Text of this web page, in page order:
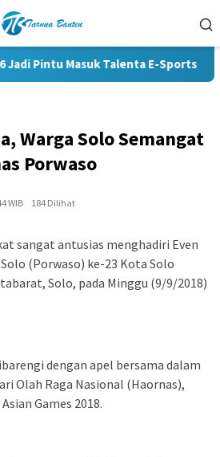
Pintu Masuk Talenta E-Sports ke
Warga Solo Semangat
Porwaso
WIB
184 Dilihat
sangat antusias menghadiri Even
(Porwaso) ke-23 Kota Solo
Solo, pada Minggu (9/9/2018)
dengan apel bersama dalam
Olah Raga Nasional (Haornas),
Games 2018.